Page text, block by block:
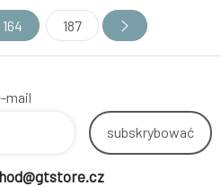
a
přitom lehkou, komfortní,
nepromokavou, větru odolnou a
výborně odvětranou bundu
Špičkové materiály a zpracová
164 187
mail
subskrybować